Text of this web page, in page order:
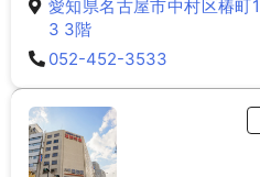
愛知県名古屋市中村区椿町
3 3階
052-452-3533